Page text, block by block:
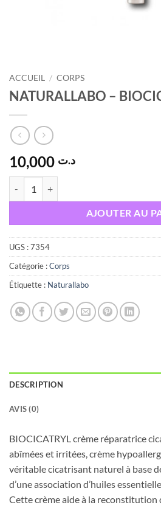
ACCUEIL / CORPS
NATURALLABO –
د.ت
AJOUTER AU
UGS :7354
Catégorie :Corps
Étiquette : Naturallabo
DESCRIPTION
AVIS (0)
BIOCICATRYL crème réparatrice
abîmées et irritées, crème
véritable cicatrisant naturel à base
d’une association d’huiles
Cette crème aide à la reconstitution